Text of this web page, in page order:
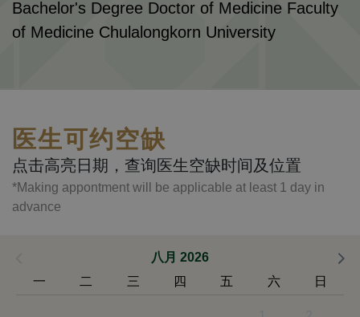
Bachelor's Degree Doctor of Medicine Faculty
of Medicine Chulalongkorn University
医生可约空缺
点击高亮日期，查询医生空缺时间及位置
*Making appontment will be applicable at least 1 day in
advance
八月 2026
一
二 三 四 五 六 日